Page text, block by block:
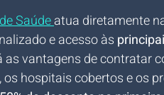
Saúdeatua diretamente
e acesso às
as vantagens de contratar
hospitais cobertos e os